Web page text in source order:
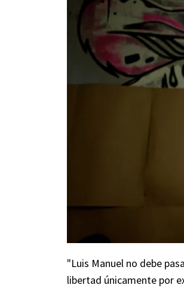
"Luis Manuel no debe
libertad únicamente por